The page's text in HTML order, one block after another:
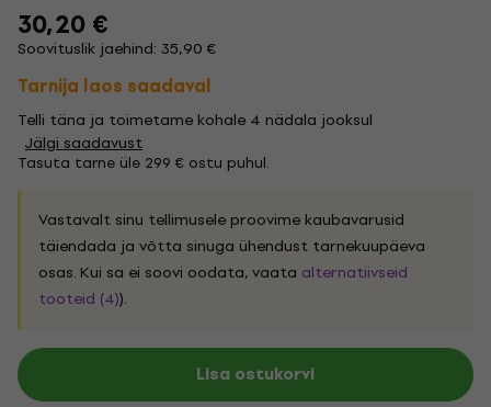
30,20 €
Soovituslik jaehind: 35,90 €
Tarnija laos saadaval
Telli täna ja toimetame kohale 4 nädala jooksul
Jälgi saadavust
Tasuta tarne üle 299 € ostu puhul.
Vastavalt sinu tellimusele proovime kaubavarusid
täiendada ja võtta sinuga ühendust tarnekuupäeva
osas. Kui sa ei soovi oodata, vaata alternatiivseid
tooteid (4)).
Lisa ostukorvi